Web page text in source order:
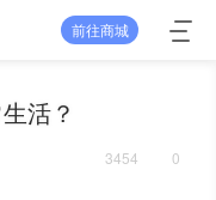
前往商城
活？
3454 0